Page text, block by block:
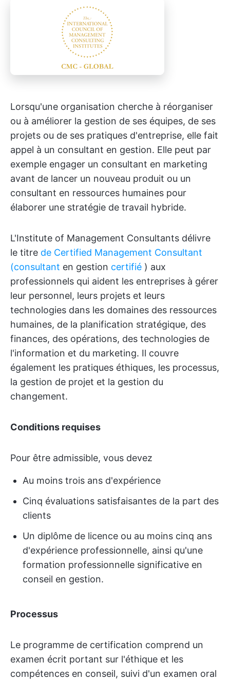
Lorsqu'une organisation cherche à réorganiser
ou à améliorer la gestion de ses équipes, de ses
projets ou de ses pratiques d'entreprise, elle fait
appel à un consultant en gestion. Elle peut par
exemple engager un consultant en marketing
avant de lancer un nouveau produit ou un
consultant en ressources humaines pour
élaborer une stratégie de travail hybride.
L'Institute of Management Consultants délivre
le titre de Certified Management Consultant
(consultant en gestion certifié ) aux
professionnels qui aident les entreprises à gérer
leur personnel, leurs projets et leurs
technologies dans les domaines des ressources
humaines, de la planification stratégique, des
finances, des opérations, des technologies de
l'information et du marketing. Il couvre
également les pratiques éthiques, les processus,
la gestion de projet et la gestion du
changement.
Conditions requises
Pour être admissible, vous devez
Au moins trois ans d'expérience
Cinq évaluations satisfaisantes de la part des
clients
Un diplôme de licence ou au moins cinq ans
d'expérience professionnelle, ainsi qu'une
formation professionnelle significative en
conseil en gestion.
Processus
Le programme de certification comprend un
examen écrit portant sur l'éthique et les
compétences en conseil, suivi d'un examen oral